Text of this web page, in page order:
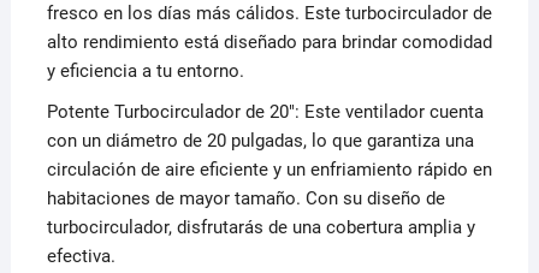
fresco en los días más cálidos. Este turbocirculador de
alto rendimiento está diseñado para brindar comodidad
y eficiencia a tu entorno.
Potente Turbocirculador de 20″: Este ventilador cuenta
con un diámetro de 20 pulgadas, lo que garantiza una
circulación de aire eficiente y un enfriamiento rápido en
habitaciones de mayor tamaño. Con su diseño de
turbocirculador, disfrutarás de una cobertura amplia y
efectiva.